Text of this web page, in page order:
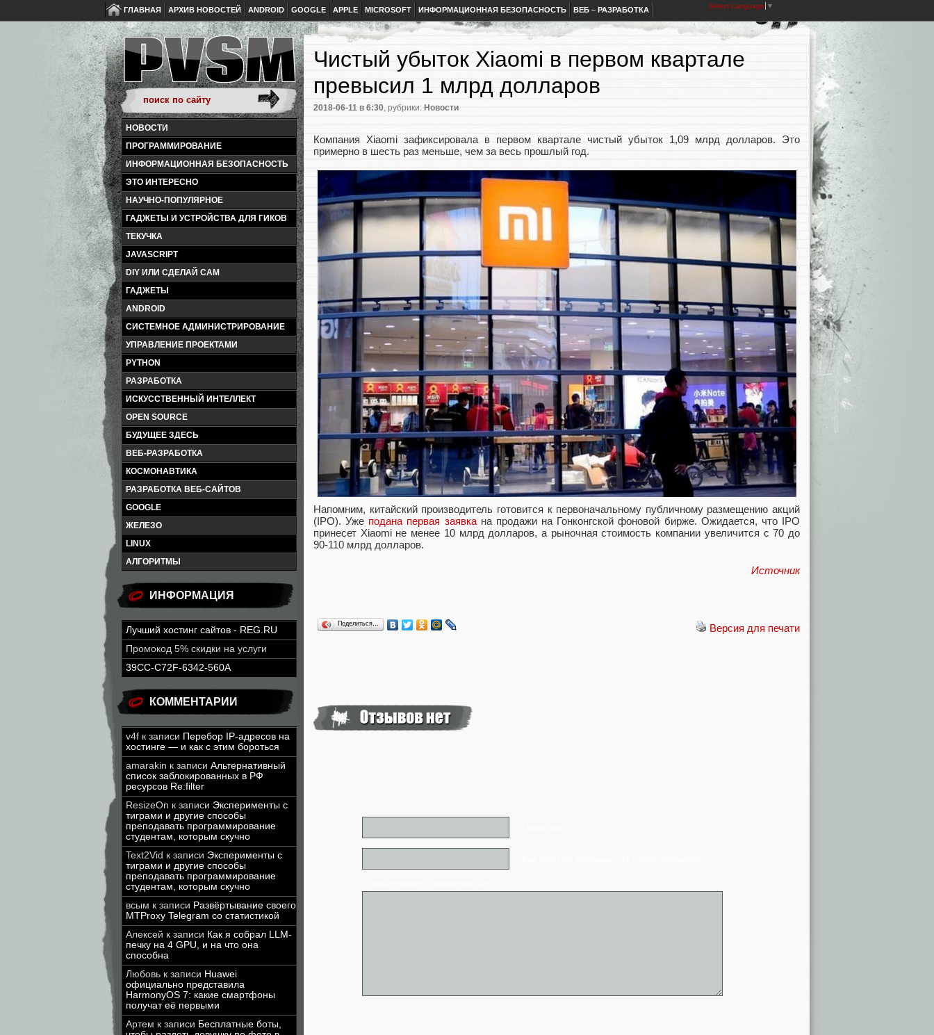
ГЛАВНАЯ АРХИВ НОВОСТЕЙ ANDROID GOOGLE APPLE MICROSOFT ИНФОРМАЦИОННАЯ БЕЗОПАСНОСТЬ ВЕБ – РАЗРАБОТКА Select Language ▼
НОВОСТИ
ПРОГРАММИРОВАНИЕ
ИНФОРМАЦИОННАЯ БЕЗОПАСНОСТЬ
ЭТО ИНТЕРЕСНО
НАУЧНО-ПОПУЛЯРНОЕ
ГАДЖЕТЫ И УСТРОЙСТВА ДЛЯ ГИКОВ
ТЕКУЧКА
JAVASCRIPT
DIY ИЛИ СДЕЛАЙ САМ
ГАДЖЕТЫ
ANDROID
СИСТЕМНОЕ АДМИНИСТРИРОВАНИЕ
УПРАВЛЕНИЕ ПРОЕКТАМИ
PYTHON
РАЗРАБОТКА
ИСКУССТВЕННЫЙ ИНТЕЛЛЕКТ
OPEN SOURCE
БУДУЩЕЕ ЗДЕСЬ
ВЕБ-РАЗРАБОТКА
КОСМОНАВТИКА
РАЗРАБОТКА ВЕБ-САЙТОВ
GOOGLE
ЖЕЛЕЗО
LINUX
АЛГОРИТМЫ
ИНФОРМАЦИЯ
Лучший хостинг сайтов - REG.RU
Промокод 5% скидки на услуги
39CC-C72F-6342-560A
КОММЕНТАРИИ
v4f к записи Перебор IP-адресов на
хостинге — и как с этим бороться
amarakin к записи Альтернативный
список заблокированных в РФ
ресурсов Re:filter
ResizeOn к записи Эксперименты с
тиграми и другие способы
преподавать программирование
студентам, которым скучно
Text2Vid к записи Эксперименты с
тиграми и другие способы
преподавать программирование
студентам, которым скучно
всым к записи Развёртывание своего
MTProxy Telegram со статистикой
Алексей к записи Как я собрал LLM-
печку на 4 GPU, и на что она
способна
Любовь к записи Huawei
официально представила
HarmonyOS 7: какие смартфоны
получат её первыми
Артем к записи Бесплатные боты,
Чистый убыток Xiaomi в первом квартале
превысил 1 млрд долларов
2018-06-11 в 6:30, рубрики: Новости
Компания Xiaomi зафиксировала в первом квартале чистый убыток 1,09 млрд долларов. Это
примерно в шесть раз меньше, чем за весь прошлый год.
Напомним, китайский производитель готовится к первоначальному публичному размещению акций
(IPO). Уже подана первая заявкана продажи на Гонконгской фоновой бирже. Ожидается, что IPO
принесет Xiaomi не менее 10 млрд долларов, а рыночная стоимость компании увеличится с 70 до
90-110 млрд долларов.
Источник
Версия для печати
Поделиться…